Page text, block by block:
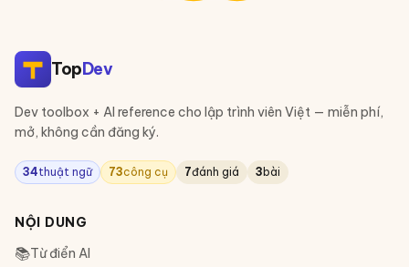
TopDev
Dev toolbox + AI reference cho lập trình viên Việt — miễn phí,
mở, không cần đăng ký.
34thuật ngữ 73công cụ 7đánh giá 3 bài
NỘI DUNG
📚Từ điển AI